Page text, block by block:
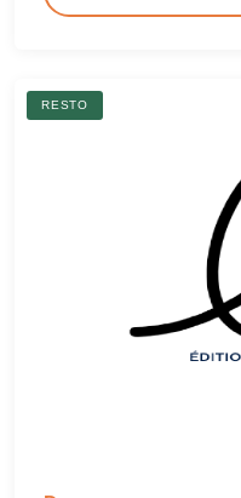
RESTO